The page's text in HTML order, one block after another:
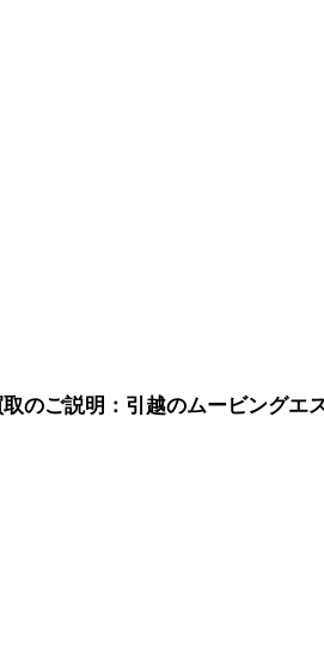
取のご説明：引越のムービングエ